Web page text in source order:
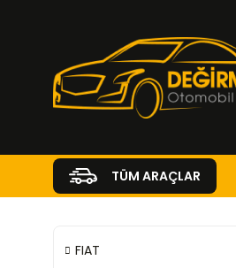
TÜM ARAÇLAR
FIAT